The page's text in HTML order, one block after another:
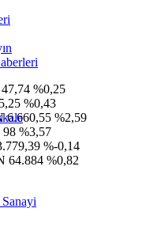
47,74 %0,25
%0,43
6.660,55 %2,59
98 %3,57
%-0,14
64.884 %0,82
Sanayi